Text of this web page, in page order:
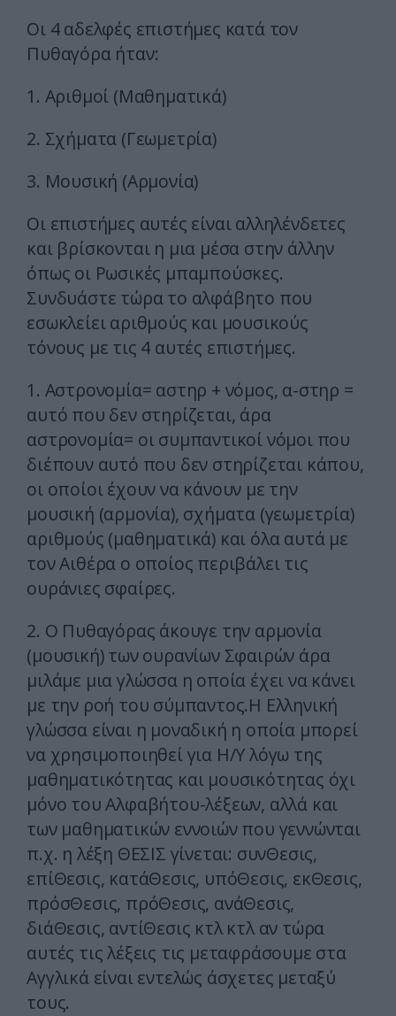
Οι 4 αδελφές επιστήμες κατά τον
Πυθαγόρα ήταν:
1. Αριθμοί (Μαθηματικά)
2. Σχήματα (Γεωμετρία)
3. Μουσική (Αρμονία)
Οι επιστήμες αυτές είναι αλληλένδετες
και βρίσκονται η μια μέσα στην άλλην
όπως οι Ρωσικές μπαμπούσκες.
Συνδυάστε τώρα το αλφάβητο που
εσωκλείει αριθμούς και μουσικούς
τόνους με τις 4 αυτές επιστήμες.
1. Αστρονομία= αστηρ + νόμος, α-στηρ =
αυτό που δεν στηρίζεται, άρα
αστρονομία= οι συμπαντικοί νόμοι που
διέπουν αυτό που δεν στηρίζεται κάπου,
οι οποίοι έχουν να κάνουν με την
μουσική (αρμονία), σχήματα (γεωμετρία)
αριθμούς (μαθηματικά) και όλα αυτά με
τον Αιθέρα ο οποίος περιβάλει τις
ουράνιες σφαίρες.
2. Ο Πυθαγόρας άκουγε την αρμονία
(μουσική) των ουρανίων Σφαιρών άρα
μιλάμε μια γλώσσα η οποία έχει να κάνει
με την ροή του σύμπαντος.Η Ελληνική
γλώσσα είναι η μοναδική η οποία μπορεί
να χρησιμοποιηθεί για Η/Υ λόγω της
μαθηματικότητας και μουσικότητας όχι
μόνο του Αλφαβήτου-λέξεων, αλλά και
των μαθηματικών εννοιών που γεννώνται
π.χ. η λέξη ΘΕΣΙΣ γίνεται: συνΘεσις,
επίΘεσις, κατάΘεσις, υπόΘεσις, εκΘεσις,
πρόσΘεσις, πρόΘεσις, ανάΘεσις,
διάΘεσις, αντίΘεσις κτλ κτλ αν τώρα
αυτές τις λέξεις τις μεταφράσουμε στα
Αγγλικά είναι εντελώς άσχετες μεταξύ
τους.